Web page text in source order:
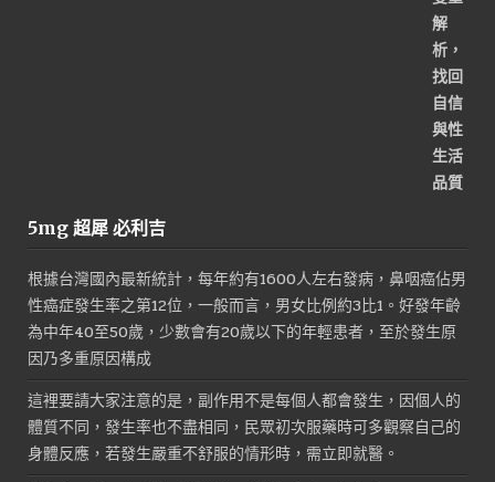
5mg 超犀 必利吉
根據台灣國內最新統計，每年約有1600人左右發病，鼻咽癌佔男
性癌症發生率之第12位，一般而言，男女比例約3比1。好發年齡
為中年40至50歲，少數會有20歲以下的年輕患者，至於發生原
因乃多重原因構成
這裡要請大家注意的是，副作用不是每個人都會發生，因個人的
體質不同，發生率也不盡相同，民眾初次服藥時可多觀察自己的
身體反應，若發生嚴重不舒服的情形時，需立即就醫。